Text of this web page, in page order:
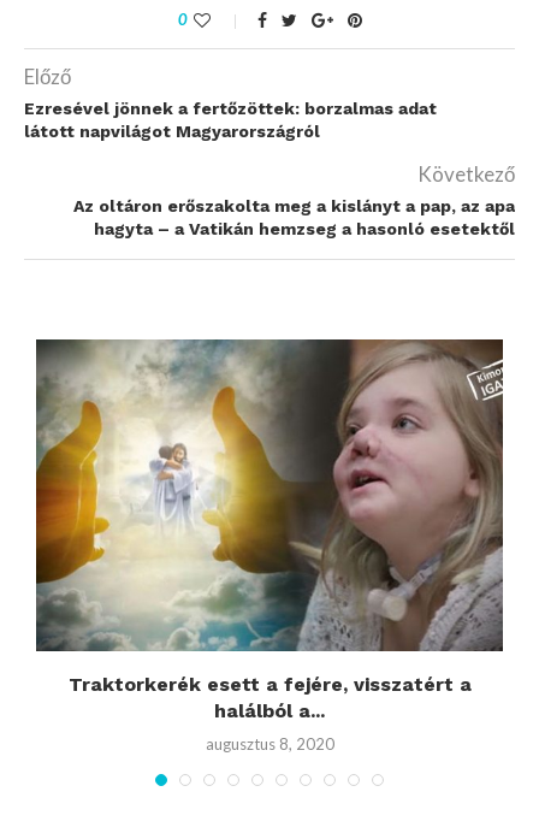
0
Előző
Ezresével jönnek a fertőzöttek: borzalmas adat
látott napvilágot Magyarországról
Következő
Az oltáron erőszakolta meg a kislányt a pap, az apa
hagyta – a Vatikán hemzseg a hasonló esetektől
Traktorkerék esett a fejére, visszatért a
halálból a...
augusztus 8, 2020